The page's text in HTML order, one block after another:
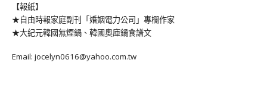
【報紙】
★自由時報家庭副刊「婚姻電力公司」專欄作家
★大紀元韓國無煙鍋、韓國奧庫鍋食譜文
Email: jocelyn0616@yahoo.com.tw